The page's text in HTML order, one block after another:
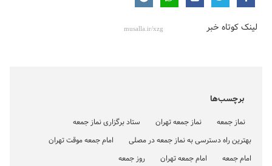
لینک کوتاه خبر
برچسب‌ها
نماز جمعه نماز جمعه تهران
ستاد برگزاری نماز جمعه
بهترین راه دسترسی به نماز جمعه در مصلی
امام جمعه موقت تهران
امام جمعه
امام جمعه تهران
روز جمعه